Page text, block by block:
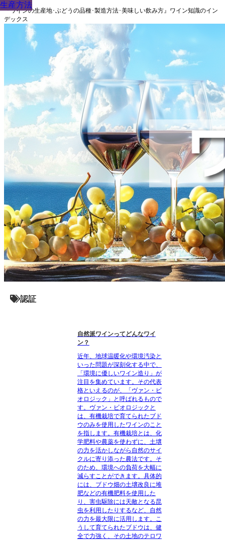
『ワインの生産地･ぶどうの品種･製造方法･美味しい飲み方』ワイン知識のイン
デックス
認証
生産方法
自然派ワインってどんなワイ
ン？
近年、地球温暖化や環境汚染と
いった問題が深刻化する中で、
「環境に優しいワイン造り」が
注目を集めています。その代表
格といえるのが、「ヴァン・ビ
オロジック」と呼ばれるもので
す。ヴァン・ビオロジックと
は、有機栽培で育てられたブド
ウのみを使用したワインのこと
を指します。有機栽培とは、化
学肥料や農薬を使わずに、土壌
の力を活かしながら自然のサイ
クルに寄り添った農法です。そ
のため、環境への負荷を大幅に
減らすことができます。具体的
には、ブドウ畑の土壌改良に堆
肥などの有機肥料を使用した
り、害虫駆除には天敵となる昆
虫を利用したりするなど、自然
の力を最大限に活用します。こ
うして育てられたブドウは、健
全で力強く、その土地のテロワ
生産方法
生産方法
生産方法
生産方法
生産方法
生産方法